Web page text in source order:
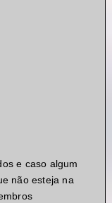
e caso algum
não esteja na